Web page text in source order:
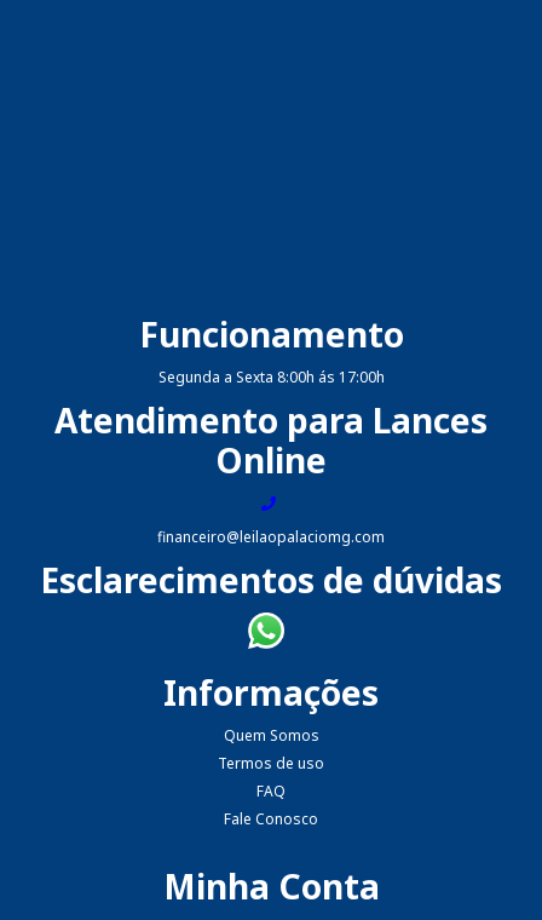
Funcionamento
Segunda a Sexta 8:00h ás 17:00h
Atendimento para Lances
Online
financeiro@leilaopalaciomg.com
Esclarecimentos de dúvidas
Informações
Quem Somos
Termos de uso
FAQ
Fale Conosco
Minha Conta